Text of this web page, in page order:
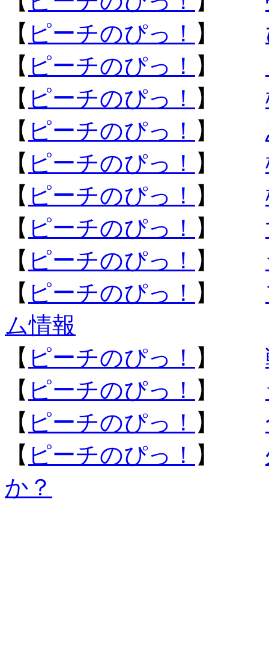
【 ピーチのぴっ！ 】
【 ピーチのぴっ！ 】
【 ピーチのぴっ！ 】
【 ピーチのぴっ！ 】
【 ピーチのぴっ！ 】
【 ピーチのぴっ！ 】
【 ピーチのぴっ！ 】
【 ピーチのぴっ！ 】
【 ピーチのぴっ！ 】
ム情報
【 ピーチのぴっ！ 】
【 ピーチのぴっ！ 】
【 ピーチのぴっ！ 】
【 ピーチのぴっ！ 】
か？